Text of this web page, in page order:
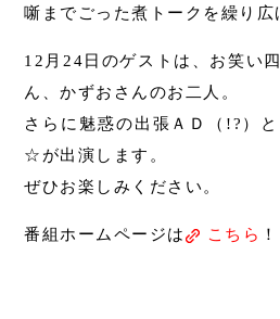
噺までごった煮トークを繰り広
12月24日のゲストは、お笑い
ん、かずおさんのお二人。
さらに魅惑の出張ＡＤ（!?）
☆が出演します。
ぜひお楽しみください。
番組ホームページは こちら ！